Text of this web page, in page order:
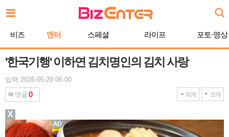
문
비즈 엔터 스페셜 라이프 포토·영상
'한국기행' 이하연 김치명인의 김치 사랑
입력 2026-05-20 06:00
댓글 0 작게 크게
X